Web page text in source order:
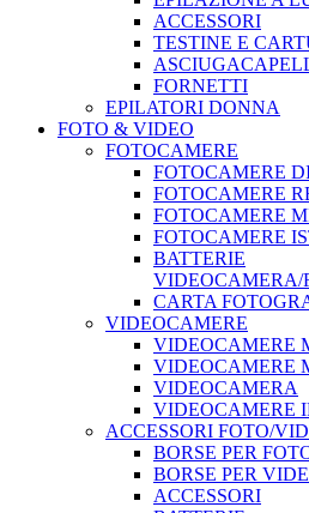
ACCESSORI
TESTINE E
FORNETTI
EPILATORI DONNA
FOTO & VIDEO
FOTOCAMERE
FOTOCAMERE
FOTOCAMERE
FOTOCAMERE
FOTOCAMERE
BATTERIE
VIDEOCAMERA/
CARTA
VIDEOCAMERE
VIDEOCAMERE
VIDEOCAMERE
VIDEOCAMERA
VIDEOCAMERE
ACCESSORI FOTO/
BORSE PER
BORSE PER
ACCESSORI